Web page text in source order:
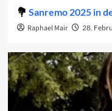
Sanremo 2025 in
Raphael Mair 28.